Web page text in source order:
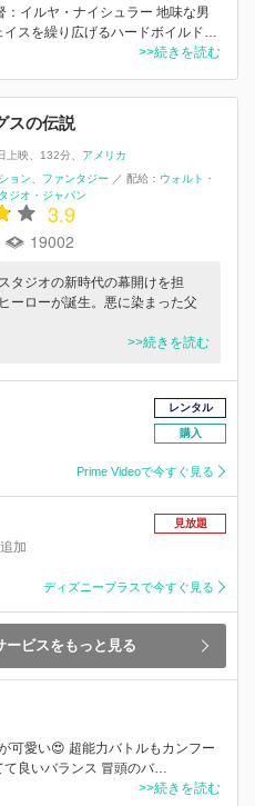
：イルヤ・ナイシュラー 地味な男
スを繰り広げるハードボイルド…
>>続きを読む
スの伝説
上映 132分
アメリカ
ョン ファンタジー ／ 配給： ウォルト・
ジオ・ジャパン
3.9
19002
タジオの新時代の幕開けを担
ーローが誕生。悪に染まった父
>>続きを読む
レンタル
購入
Prime Videoで今すぐ見る
加
見放題
ディズニープラスで今すぐ見る
ービスをもっと見る
可愛い😍 超能力バトルもカンフー
良いバランス 冒頭のバ…
>>続きを読む